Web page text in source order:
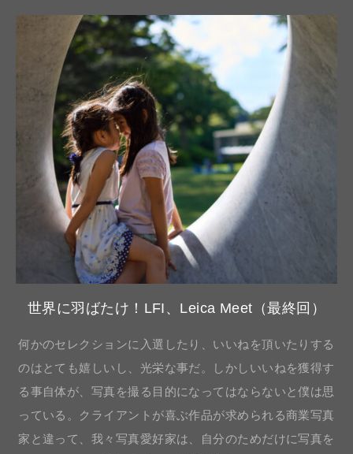
世界に羽ばたけ！LFI、Leica Meet（最終回）
何かのセレクションに入選したり、いいねを頂いたりする
のはとても嬉しいし、光栄な事だ。しかしいいねを獲得す
る事自体が、写真を撮る目的になってはならないと僕は思
っている。クライアントが喜ぶ作品が求められる商業写真
家と違って、我々写真愛好家は、自分のためだけに写真を